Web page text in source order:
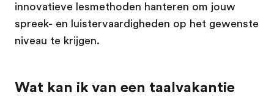
innovatieve lesmethoden hanteren om jouw
spreek- en luistervaardigheden op het gewenste
niveau te krijgen.
Wat kan ik van een taalvakantie